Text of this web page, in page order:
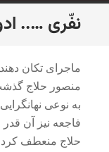
رفتن
به
نفّری …..
ماجرای تکان
منصور حلاج
به نوعی
فاجعه نیز آن
حلاج منعطف کرد